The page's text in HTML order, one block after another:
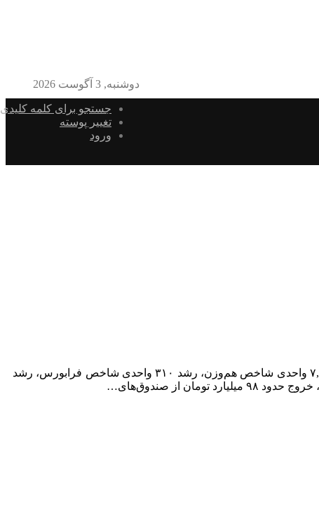
دوشنبه, 3 آگوست 2026
جستجو برای کلمه کلیدی
تغییر پوسته
ورود
به گزارش پایگاه خبری میدان اقتصاد، نمای پایانی تابلوی بورس سبز بورس تهران که با رشد ۲۲,۳۵۳ واحدی شاخص‌کل، رشد ۷,۷۲۷ واحدی شاخص هم‌وزن، رشد ۳۱۰ واحدی شاخص فرابورس، رشد